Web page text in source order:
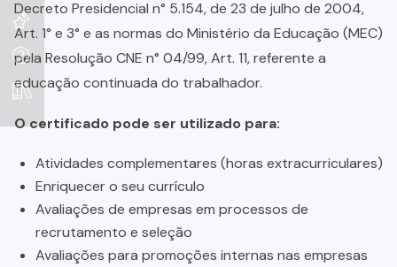
Decreto Presidencial n° 5.154, de 23 de julho de 2004,
Art. 1° e 3° e as normas do Ministério da Educação (MEC)
pela Resolução CNE n° 04/99, Art. 11, referente a
educação continuada do trabalhador.
O certificado pode ser utilizado para:
Atividades complementares (horas extracurriculares)
Enriquecer o seu currículo
Avaliações de empresas em processos de
recrutamento e seleção
Avaliações para promoções internas nas empresas